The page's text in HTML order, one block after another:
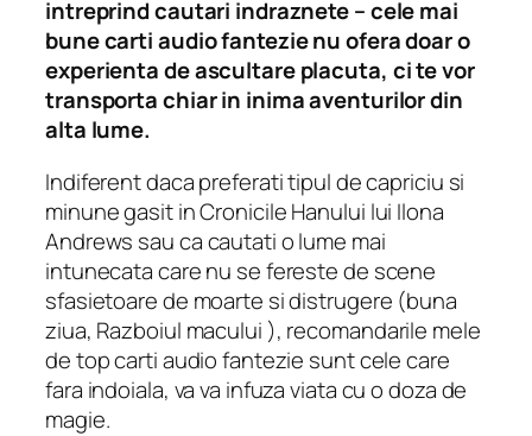
intreprind cautari indraznete – cele mai
bune carti audio fantezie nu ofera doar o
experienta de ascultare placuta, ci te vor
transporta chiar in inima aventurilor din
alta lume.
Indiferent daca preferati tipul de capriciu si
minune gasit inCronicile Hanului lui Ilona
Andrews sau ca cautati o lume mai
intunecata care nu se fereste de scene
sfasietoare de moarte si distrugere (buna
ziua, Razboiul macului ), recomandarile mele
de top carti audio fantezie sunt cele care
fara indoiala, va va infuza viata cu o doza de
magie.